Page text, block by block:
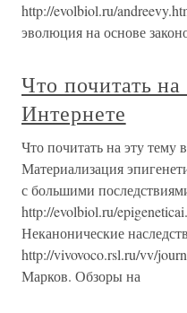
http://evolbiol.ru/
эволюция на основе
Что почитать
Интернете
Что почитать на эту
Материализация
с большими
http://evolbiol.ru/
Неканонические
http://vivovoco.rsl.ru/vv/
Марков. Обзоры на